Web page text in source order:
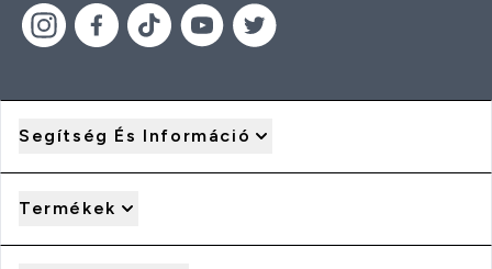
Segítség És Információ
Termékek